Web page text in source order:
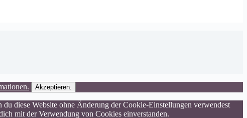
Akzeptieren.
diese Website ohne Änderung der Cookie-Einstellungen verwendest
mit der Verwendung von Cookies einverstanden.